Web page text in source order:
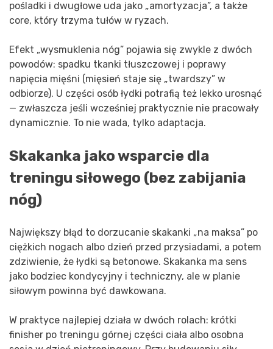
pośladki i dwugłowe uda jako „amortyzacja”, a także
core, który trzyma tułów w ryzach.
Efekt „wysmuklenia nóg” pojawia się zwykle z dwóch
powodów: spadku tkanki tłuszczowej i poprawy
napięcia mięśni (mięsień staje się „twardszy” w
odbiorze). U części osób łydki potrafią też lekko urosnąć
— zwłaszcza jeśli wcześniej praktycznie nie pracowały
dynamicznie. To nie wada, tylko adaptacja.
Skakanka jako wsparcie dla
treningu siłowego (bez zabijania
nóg)
Największy błąd to dorzucanie skakanki „na maksa” po
ciężkich nogach albo dzień przed przysiadami, a potem
zdziwienie, że łydki są betonowe. Skakanka ma sens
jako bodziec kondycyjny i techniczny, ale w planie
siłowym powinna być dawkowana.
W praktyce najlepiej działa w dwóch rolach: krótki
finisher po treningu górnej części ciała albo osobna